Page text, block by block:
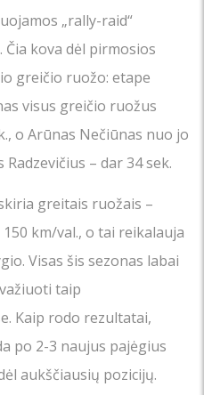
„rally-raid“
kova dėl pirmosios
greičio ruožo: etape
visus greičio ruožus
o Arūnas Nečiūnas nuo jo
– dar 34 sek.
greitais ruožais –
km/val., o tai reikalauja
Visas šis sezonas labai
taip
Kaip rodo rezultatai,
po 2-3 naujus pajėgius
aukščiausių pozicijų.